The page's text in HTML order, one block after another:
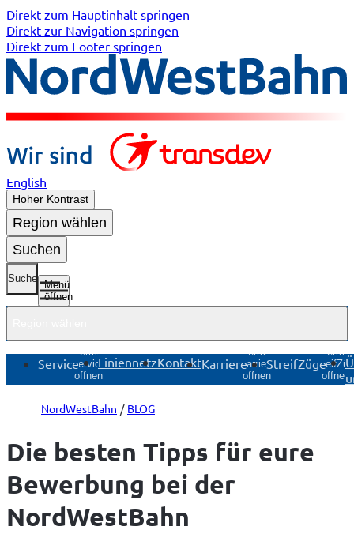
Direkt zum Hauptinhalt springen
Direkt zur Navigation springen
Direkt zum Footer springen
English
Hoher Kontrast
Region wählen
Suchen
Suche
Menü
öffnen
Service
Untermenü
Service
öffnen
LiniennetzKontaktKarriere
Untermenü
Karriere
öffnen
StreifZüge
öffnen
NordWestBahn BLOG
Die besten Tipps für eure
Bewerbung bei der
NordWestBahn